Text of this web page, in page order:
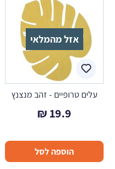
אזל מהמלאי
עלים טרופיים - זהב מנצנץ
19.9
₪
הוספה לסל